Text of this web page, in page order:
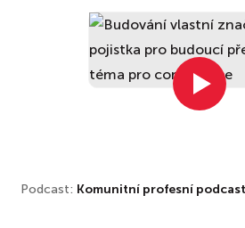
Podcast: Komunitní profesní